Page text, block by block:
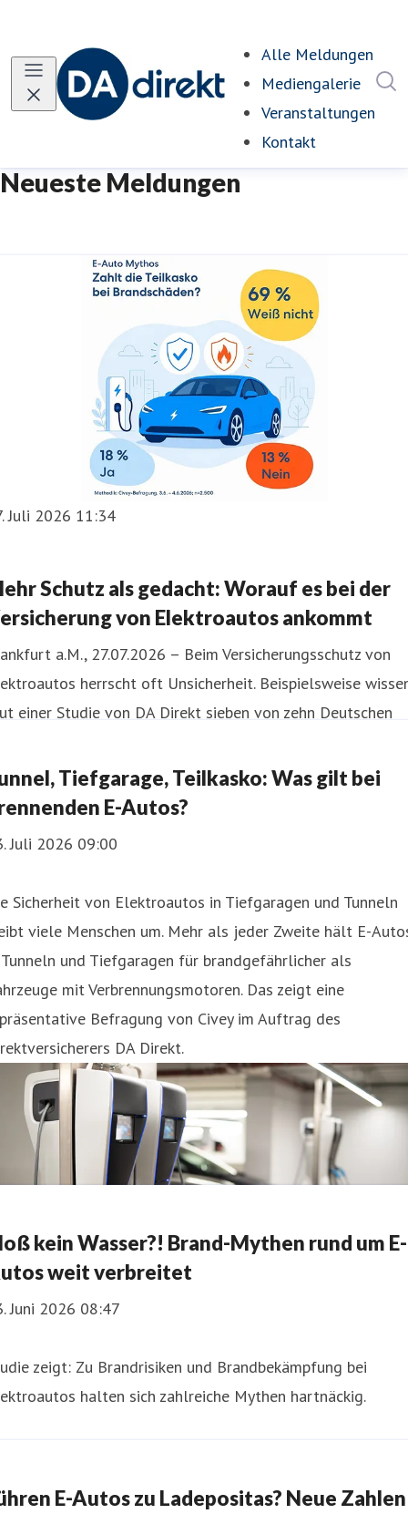
Alle Meldungen
Mediengalerie
Veranstaltungen
Kontakt
Neueste Meldungen
Juli 2026 11:34
Schutz als gedacht: Worauf es bei der
von Elektroautos ankommt
a.M., 27.07.2026 – Beim Versicherungsschutz von
herrscht oft Unsicherheit. Beispielsweise
einer Studie von DA Direkt sieben von zehn Deutschen
übernommen werden. Der
gibt bei diesem Punkt klar Entwarnung:
Tiefgarage, Teilkasko: Was gilt bei
E-Autos?
Juli 2026 09:00
Sicherheit von Elektroautos in Tiefgaragen und Tunneln
viele Menschen um. Mehr als jeder Zweite hält E-
und Tiefgaragen für brandgefährlicher als
mit Verbrennungsmotoren. Das zeigt eine
Befragung von Civey im Auftrag des
DA Direkt.
kein Wasser?! Brand-Mythen rund um E-
weit verbreitet
Juni 2026 08:47
zeigt: Zu Brandrisiken und Brandbekämpfung bei
halten sich zahlreiche Mythen hartnäckig.
E-Autos zu Ladepositas? Neue Zahlen